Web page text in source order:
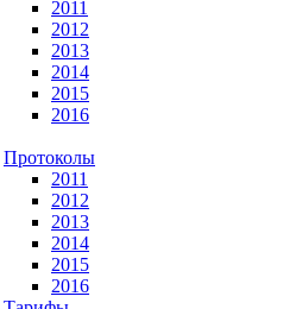
2011
2012
2013
2014
2015
2016
Протоколы
2011
2012
2013
2014
2015
2016